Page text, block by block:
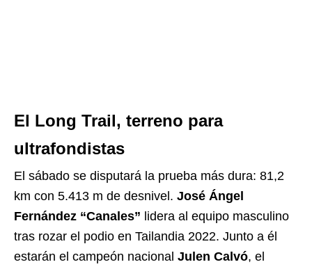
El Long Trail, terreno para
ultrafondistas
El sábado se disputará la prueba más dura: 81,2
km con 5.413 m de desnivel. José Ángel
Fernández “Canales” lidera al equipo masculino
tras rozar el podio en Tailandia 2022. Junto a él
estarán el campeón nacional Julen Calvó, el